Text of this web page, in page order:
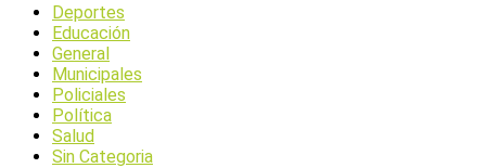
Deportes
Educación
General
Municipales
Policiales
Política
Salud
Sin Categoria